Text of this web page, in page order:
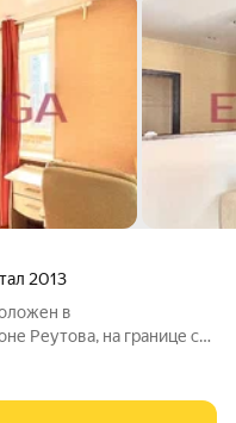
2013
в
Реутова, на границе с
от МКАД,
и Носовихинское
с продуманной